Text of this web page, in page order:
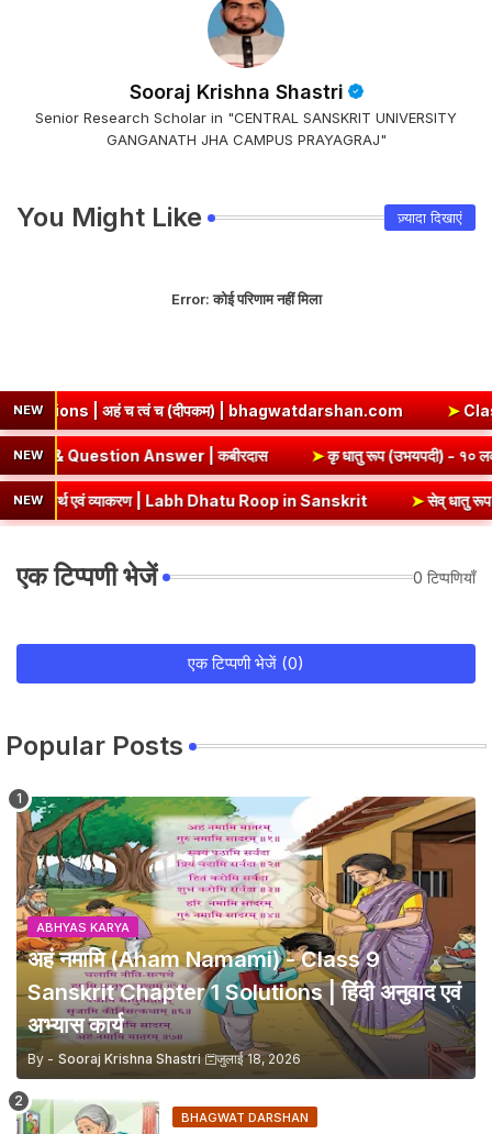
Sooraj Krishna Shastri
Senior Research Scholar in "CENTRAL SANSKRIT UNIVERSITY
GANGANATH JHA CAMPUS PRAYAGRAJ"
You Might Like ज़्यादा दिखाएं
Error:कोई परिणाम नहीं मिला
NEWच त्वं च (दीपकम) | bhagwatdarshan.com ➤Class 6
NEW
5 Summary & Question Answer | कबीरदास ➤कृ धातु रूप
NEW
एवं व्याकरण | Labh Dhatu Roop in Sanskrit ➤सेव् धातु रूप - १०
एक टिप्पणी भेजें 0 टिप्पणियाँ
एक टिप्पणी भेजें (0)
Popular Posts
ABHYAS KARYA
अहं नमामि (Aham Namami) - Class 9
Sanskrit Chapter 1 Solutions | हिंदी अनुवाद एवं
अभ्यास कार्य
By - Sooraj Krishna Shastri जुलाई 18, 2026
BHAGWAT DARSHAN